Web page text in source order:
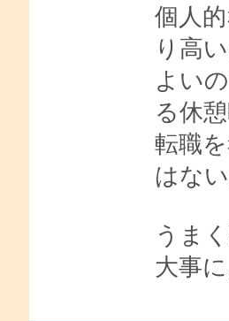
個人
り高
よい
る休
転職
はな
うま
大事に